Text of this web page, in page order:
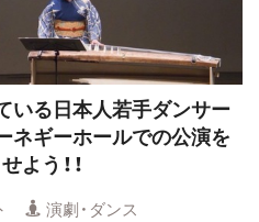
いる日本人若手ダンサー
ネギーホールでの公演を
よう！！
演劇・ダンス